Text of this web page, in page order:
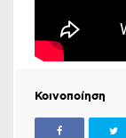
Κοινοποίηση